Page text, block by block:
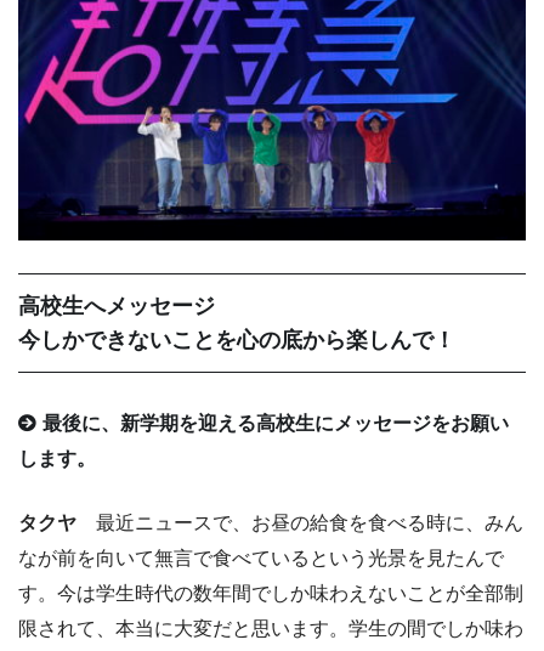
高校生へメッセージ
今しかできないことを心の底から楽しんで！
最後に、新学期を迎える高校生にメッセージをお願い
します。
タクヤ 最近ニュースで、お昼の給食を食べる時に、みん
なが前を向いて無言で食べているという光景を見たんで
す。今は学生時代の数年間でしか味わえないことが全部制
限されて、本当に大変だと思います。学生の間でしか味わ